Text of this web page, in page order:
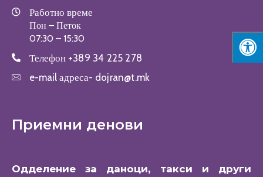
Работно време
Пон – Петок
07:30 – 15:30
Телефон +389 34 225 278
e-mail адреса- dojran@t.mk
Приемни денови
Одделение за даноци, такси и други